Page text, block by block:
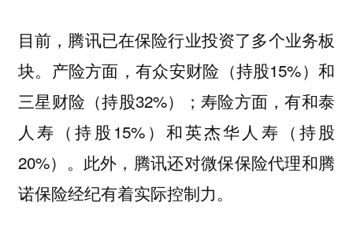
目前，腾讯已在保险行业投资了多个业务板
块。产险方面，有众安财险（持股15%）和
三星财险（持股32%）；寿险方面，有和泰
人寿（持股15%）和英杰华人寿（持股
20%）。此外，腾讯还对微保保险代理和腾
诺保险经纪有着实际控制力。